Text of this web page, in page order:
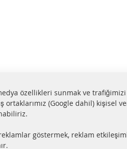
Tüm parçalar sertifikalı
e-mark ile homologe
özellikleri sunmak ve
ortaklarımız (Google dahil) kişisel
göstermek, reklam